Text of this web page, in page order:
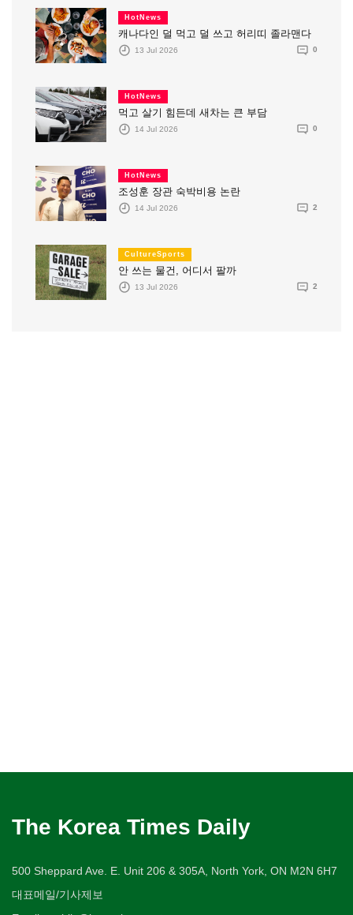
HotNews
캐나다인 덜 먹고 덜 쓰고 허리띠 졸라맨다
13 Jul 2026 0
HotNews
먹고 살기 힘든데 새차는 큰 부담
14 Jul 2026 0
HotNews
조성훈 장관 숙박비용 논란
14 Jul 2026 2
CultureSports
안 쓰는 물건, 어디서 팔까
13 Jul 2026 2
The Korea Times Daily
500 Sheppard Ave. E. Unit 206 & 305A, North York, ON M2N 6H7
대표메일/기사제보